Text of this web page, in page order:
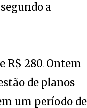
a
R$ 280. Ontem
de planos
um período de